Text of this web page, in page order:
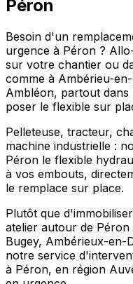
Péron
Besoin d'un
urgence à Péron ?
sur votre chantier ou
comme à Ambérieu-
Ambléon, partout
poser le flexible sur
Pelleteuse, tracteur,
machine industrielle :
Péron le flexible
à vos embouts,
le remplace sur place.
Plutôt que
atelier autour de
Bugey, Ambérieux-en-
notre service
à Péron, en région